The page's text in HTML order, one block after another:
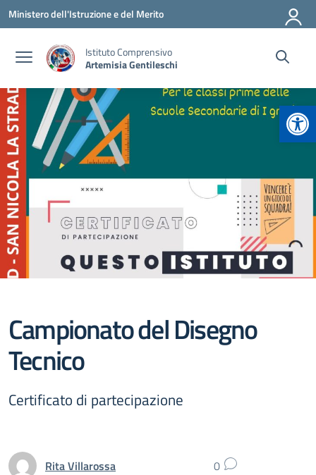
Vai ai contenuti
Vai al menu di navigazione
Vai al footer
Ministero dell'Istruzione e del Merito
Istituto Comprensivo
Artemisia Gentileschi
Campionato del Disegno
Tecnico
Certificato di partecipazione
Rita Villarossa 0